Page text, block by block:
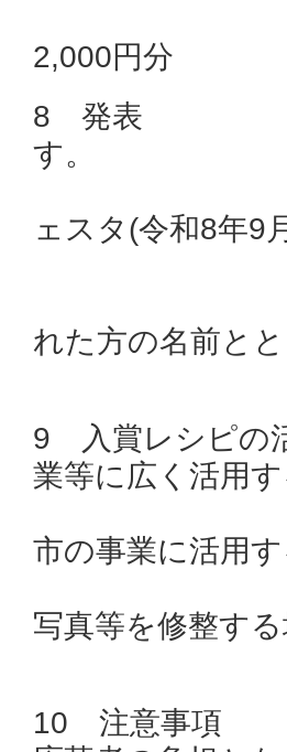
入賞 2
2,000円分
8 発表 入賞
す。
入賞レシ
ェスタ(令和8年9
パネル展
また、市
れた方の名前と
公表し
9 入賞レシピの
業等に広く活用す
ホームペ
市の事業に活用
あたり、
写真等を修整す
あり
10 注意事項